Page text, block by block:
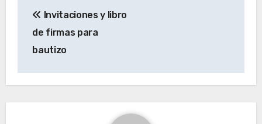
de
entradas
Invitaciones y libro
de firmas para
bautizo